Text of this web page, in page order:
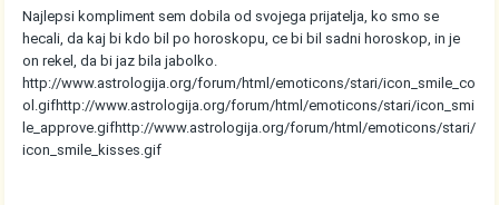
Najlepsi kompliment sem dobila od svojega prijatelja, ko smo se
hecali, da kaj bi kdo bil po horoskopu, ce bi bil sadni horoskop, in je
on rekel, da bi jaz bila jabolko.
http://www.astrologija.org/forum/html/emoticons/stari/icon_smile_co
ol.gifhttp://www.astrologija.org/forum/html/emoticons/stari/icon_smi
le_approve.gifhttp://www.astrologija.org/forum/html/emoticons/stari/
icon_smile_kisses.gif